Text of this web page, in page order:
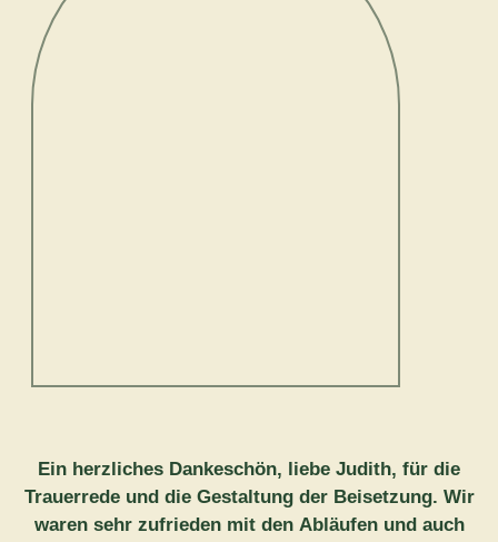
Ein herzliches Dankeschön, liebe Judith, für die
Trauerrede und die Gestaltung der Beisetzung. Wir
waren sehr zufrieden mit den Abläufen und auch